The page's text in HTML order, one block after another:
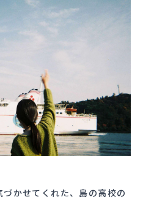
づかせてくれた、島の高校の